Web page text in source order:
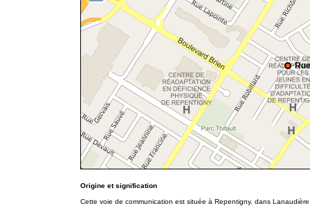
Origine et signification
Cette voie de communication est située à Repentigny, dans